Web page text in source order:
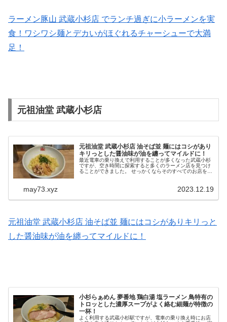
ラーメン豚山 武蔵小杉店 でランチ過ぎに小ラーメンを実
食！ワシワシ麺とデカいがほぐれるチャーシューで大満
足！
元祖油堂 武蔵小杉店
元祖油堂 武蔵小杉店 油そば並 麺にはコシがあり
キリっとした醤油味が油を纏ってマイルドに！
最近電車の乗り換えで利用することが多くなった武蔵小杉
ですが、空き時間に探索すると多くのラーメン店を見つけ
ることができました。 せっかくならそのすべてのお店を食
may73.xyz 2023.12.19
元祖油堂 武蔵小杉店 油そば並 麺にはコシがありキリっと
した醤油味が油を纏ってマイルドに！
小杉らぁめん 夢番地 鶏白湯 塩ラーメン 鳥特有の
トロッとした濃厚スープがよく絡む細麺が特徴の
一杯！
よく利用する武蔵小杉駅ですが、電車の乗り換え時にお店